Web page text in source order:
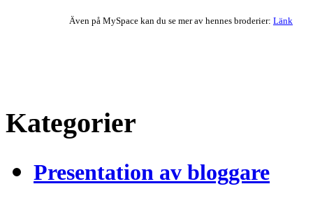
Även på MySpace kan du se mer av hennes broderier: Länk
Kategorier
Presentation av bloggare